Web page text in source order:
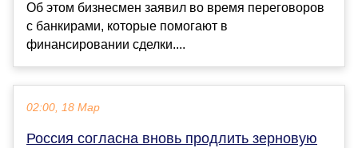
Об этом бизнесмен заявил во время переговоров
с банкирами, которые помогают в
финансировании сделки....
02:00, 18 Мар
Россия согласна вновь продлить зерновую